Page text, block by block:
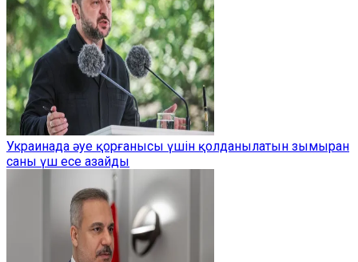
Украинада әуе қорғанысы үшін қолданылатын зымыран
саны үш есе азайды